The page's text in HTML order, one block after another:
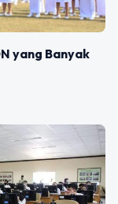
yang Banyak